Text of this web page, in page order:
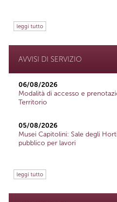
leggi tutto
AVVISI DI SERVIZIO
06/08/2026
Modalità di accesso e
Territorio
05/08/2026
Musei Capitolini: Sale degli
pubblico per lavori
leggi tutto